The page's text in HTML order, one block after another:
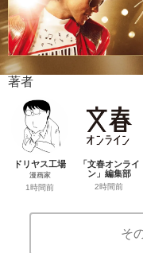
著者
ドリヤス工場
漫画家
1時間前
「文春オンライ
ン」編集部
2時間前
そ